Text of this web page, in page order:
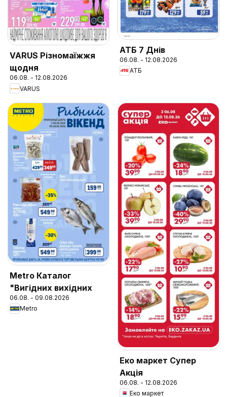
VARUS Різномаїжжя
щодня
06.08. - 12.08.2026
VARUS
АТБ 7 Днів
06.08. - 12.08.2026
АТБ
Metro Каталог
"Вигідних вихідних
06.08. - 09.08.2026
Metro
Еко маркет Супер
Акція
06.08. - 12.08.2026
Еко маркет